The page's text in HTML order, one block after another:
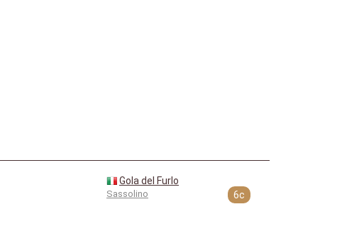
Gola del Furlo
Sassolino 6c